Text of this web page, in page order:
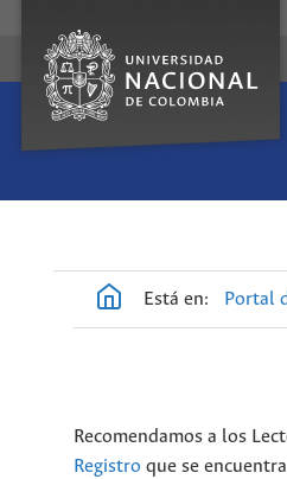
Está en: Portal
Recomendamos a los
Registro que se